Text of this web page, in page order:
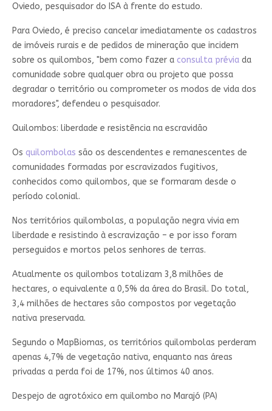
Oviedo, pesquisador do ISA à frente do estudo.
Para Oviedo, é preciso cancelar imediatamente os cadastros
de imóveis rurais e de pedidos de mineração que incidem
sobre os quilombos, "bem como fazer a consulta préviada
comunidade sobre qualquer obra ou projeto que possa
degradar o território ou comprometer os modos de vida dos
moradores", defendeu o pesquisador.
Quilombos: liberdade e resistência na escravidão
Os quilombolas são os descendentes e remanescentes de
comunidades formadas por escravizados fugitivos,
conhecidos como quilombos, que se formaram desde o
período colonial.
Nos territórios quilombolas, a população negra vivia em
liberdade e resistindo à escravização – e por isso foram
perseguidos e mortos pelos senhores de terras.
Atualmente os quilombos totalizam 3,8 milhões de
hectares, o equivalente a 0,5% da área do Brasil. Do total,
3,4 milhões de hectares são compostos por vegetação
nativa preservada.
Segundo o MapBiomas, os territórios quilombolas perderam
apenas 4,7% de vegetação nativa, enquanto nas áreas
privadas a perda foi de 17%, nos últimos 40 anos.
Despejo de agrotóxico em quilombo no Marajó (PA)